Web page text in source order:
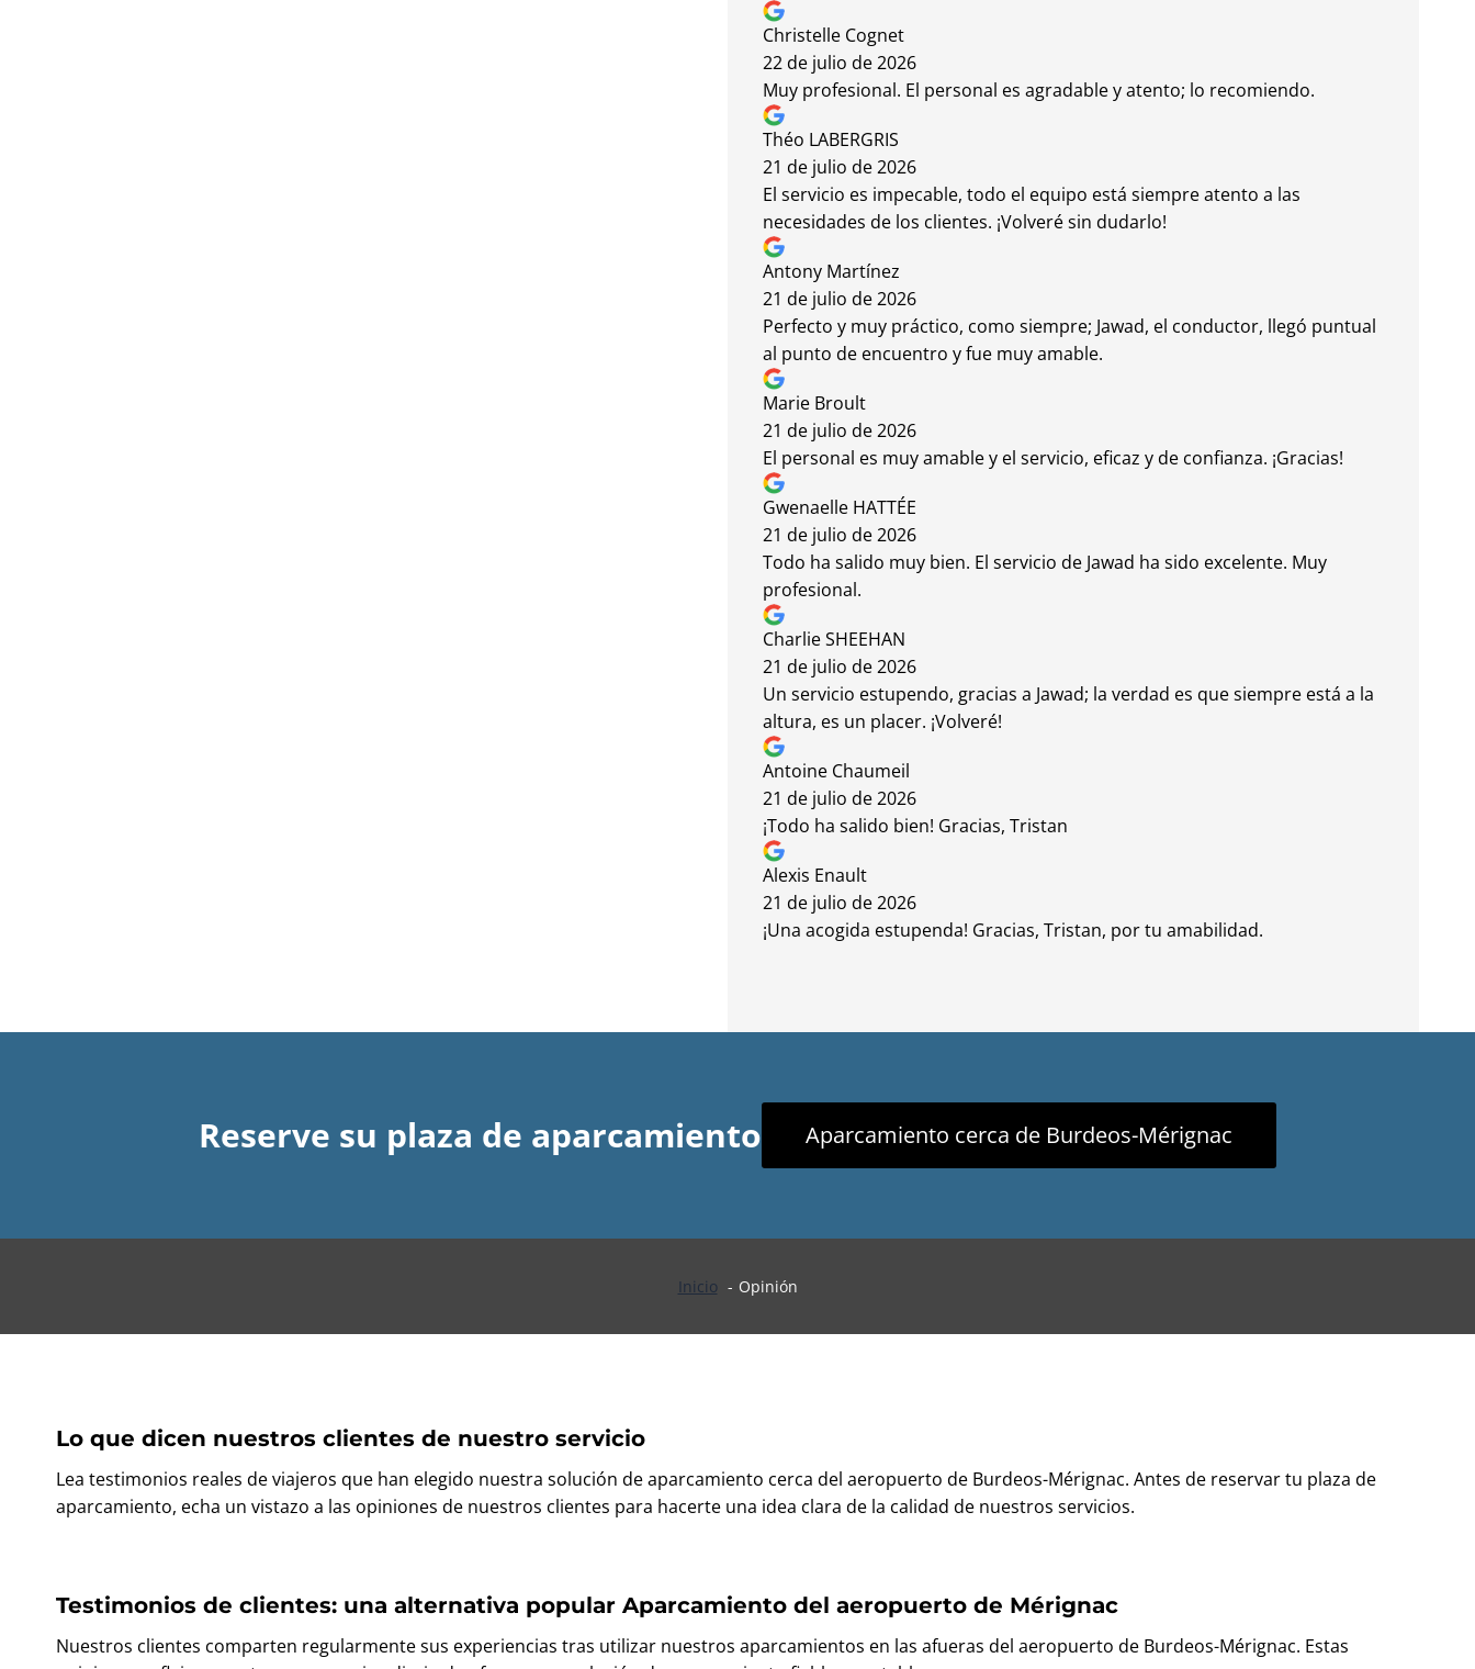
Christelle Cognet
22 de julio de 2026
Muy profesional. El personal es agradable y atento; lo recomiendo.
Théo LABERGRIS
21 de julio de 2026
El servicio es impecable, todo el equipo está siempre atento a las
necesidades de los clientes. ¡Volveré sin dudarlo!
Antony Martínez
21 de julio de 2026
Perfecto y muy práctico, como siempre; Jawad, el conductor, llegó puntual
al punto de encuentro y fue muy amable.
Marie Broult
21 de julio de 2026
El personal es muy amable y el servicio, eficaz y de confianza. ¡Gracias!
Gwenaelle HATTÉE
21 de julio de 2026
Todo ha salido muy bien. El servicio de Jawad ha sido excelente. Muy
profesional.
Charlie SHEEHAN
21 de julio de 2026
Un servicio estupendo, gracias a Jawad; la verdad es que siempre está a la
altura, es un placer. ¡Volveré!
Antoine Chaumeil
21 de julio de 2026
¡Todo ha salido bien! Gracias, Tristan
Alexis Enault
21 de julio de 2026
¡Una acogida estupenda! Gracias, Tristan, por tu amabilidad.
Reserve su plaza de aparcamiento Aparcamiento cerca de Burdeos-Mérignac
Inicio Opinión
Lo que dicen nuestros clientes de nuestro servicio
Lea testimonios reales de viajeros que han elegido nuestra solución de aparcamiento cerca del aeropuerto de Burdeos-Mérignac. Antes de reservar tu plaza de
aparcamiento, echa un vistazo a las opiniones de nuestros clientes para hacerte una idea clara de la calidad de nuestros servicios.
Testimonios de clientes: una alternativa popular Aparcamiento del aeropuerto de Mérignac
Nuestros clientes comparten regularmente sus experiencias tras utilizar nuestros aparcamientos en las afueras del aeropuerto de Burdeos-Mérignac. Estas